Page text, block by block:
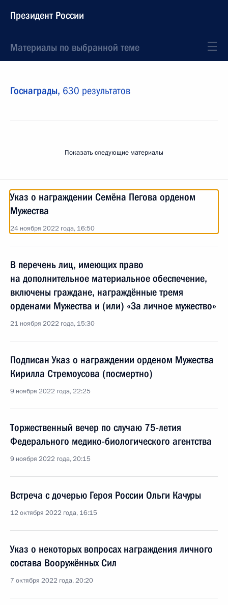
Президент России
Материалы по выбранной теме
Госнаграды, 630 результатов
Показать следующие материалы
Указ о награждении Семёна Пегова орденом
Мужества
24 ноября 2022 года, 16:50
В перечень лиц, имеющих право
на дополнительное материальное обеспечение,
включены граждане, награждённые тремя
орденами Мужества и (или) «За личное мужество»
21 ноября 2022 года, 15:30
Подписан Указ о награждении орденом Мужества
Кирилла Стремоусова (посмертно)
9 ноября 2022 года, 22:25
Торжественный вечер по случаю 75-летия
Федерального медико-биологического агентства
9 ноября 2022 года, 20:15
Встреча с дочерью Героя России Ольги Качуры
12 октября 2022 года, 16:15
Указ о некоторых вопросах награждения личного
состава Вооружённых Сил
7 октября 2022 года, 20:20